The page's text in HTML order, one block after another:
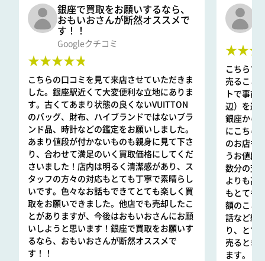
¥950,000
ブルガリ
ディーヴァ ドリーム イヤリング
¥180,000
ブルガリ
ディーヴァ ドリーム イヤリングカラージェム
ストーン
¥700,000
ブルガリ
ディーヴァ ドリーム イヤリンググリーン
¥220,000
銀座で買取をお願いするなら、
おもいおさんが断然オススメで
す！！
Googleクチコミ
★★★★★
こちらの口コミを見て来店させていただきま
した。銀座駅近くて大変便利な立地にありま
す。古くてあまり状態の良くないVUITTON
のバッグ、財布、ハイブランドではないブラ
ンド品、時計などの鑑定をお願いしました。
あまり値段が付かないものも親身に見て下さ
り、合わせて満足のいく買取価格にしてくだ
さいました！店内は明るく清潔感があり、ス
タッフの方々の対応もとても丁寧で素晴らし
いです。色々なお話もできてとても楽しく買
取をお願いできました。他店でも売却したこ
とがありますが、今後はおもいおさんにお願
いしようと思います！銀座で買取をお願いす
るなら、おもいおさんが断然オススメで
す！！
こちらで
売ること
トで事前
辺）を選
銀座から
にこちら
のお店も
うお値段
数分の査
よりも高
もとても
額のこと
話など細
り、とて
売るとき
ます。